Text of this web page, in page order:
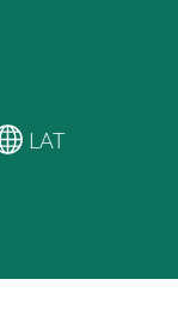
LAT